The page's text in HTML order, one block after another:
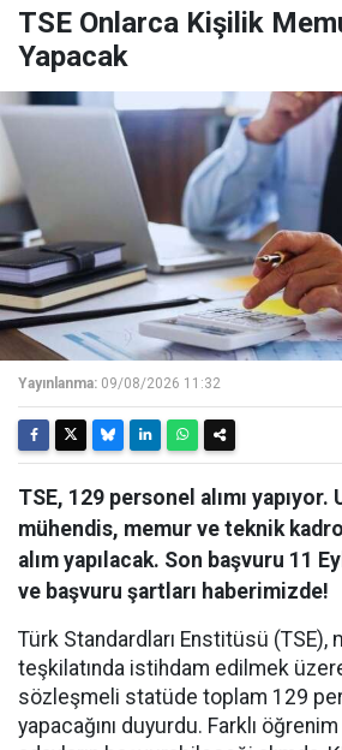
TSE Onlarca Kişilik
Yapacak
Yayınlanma: 09/08/2026 11:32
TSE, 129 personel alımı yapıyor.
mühendis, memur ve teknik
alım yapılacak. Son başvuru 11
ve başvuru şartları haberimizde!
Türk Standardları Enstitüsü (TSE),
teşkilatında istihdam edilmek
sözleşmeli statüde toplam 129
yapacağını duyurdu. Farklı